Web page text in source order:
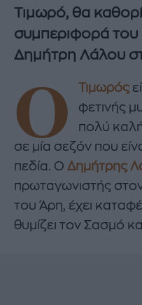
Τιμωρό, θα
συμπεριφορά
Δημήτρη Λάλου
Ο Τιμωρός
φετινής
πολύ
σε μία σεζόν που
πεδία. Ο Δημήτρης
πρωταγωνιστής
του Άρη, έχει
θυμίζει τον Σασμό